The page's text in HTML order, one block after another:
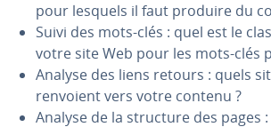
pour lesquels il faut produire du
Suivi des mots-clés : quel est le
votre site Web pour les mots-clés
Analyse des liens retours : quels
renvoient vers votre contenu ?
Analyse de la structure des pages